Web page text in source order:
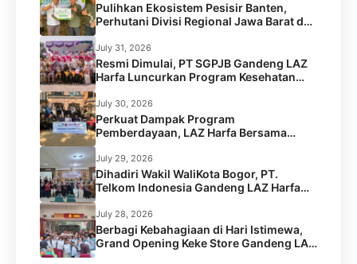
Pulihkan Ekosistem Pesisir Banten,
Perhutani Divisi Regional Jawa Barat dan
Banten Salurkan Bantuan 1.000 Bibit
Pohon Mangrove melalui LAZ Harfa
July 31, 2026
Resmi Dimulai, PT SGPJB Gandeng LAZ
Harfa Luncurkan Program Kesehatan
SEGA KEBUL di 2 Desa Kabupaten
Serang
July 30, 2026
Perkuat Dampak Program
Pemberdayaan, LAZ Harfa Bersama
Caritas Australia dan Australian Aid
Gelar Capacity Building Staf
July 29, 2026
Dihadiri Wakil WaliKota Bogor, PT.
Telkom Indonesia Gandeng LAZ Harfa
Gelar Kick Off Meeting Program
Pengentasan Stunting.
July 28, 2026
Berbagi Kebahagiaan di Hari Istimewa,
Grand Opening Keke Store Gandeng LAZ
Harfa Santuni 45 Anak Yatim Dhuafa